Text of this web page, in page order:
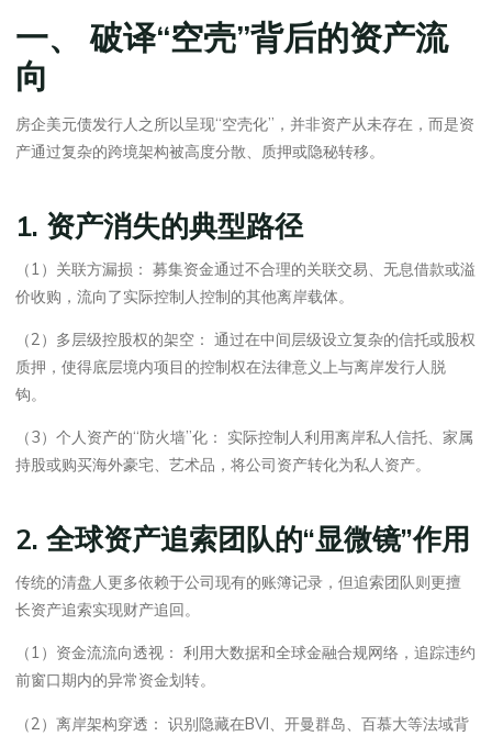
一、 破译“空壳”背后的资产流
向
房企美元债发行人之所以呈现“空壳化”，并非资产从未存在，而是资
产通过复杂的跨境架构被高度分散、质押或隐秘转移。
1. 资产消失的典型路径
（1）关联方漏损： 募集资金通过不合理的关联交易、无息借款或溢
价收购，流向了实际控制人控制的其他离岸载体。
（2）多层级控股权的架空： 通过在中间层级设立复杂的信托或股权
质押，使得底层境内项目的控制权在法律意义上与离岸发行人脱
钩。
（3）个人资产的“防火墙”化： 实际控制人利用离岸私人信托、家属
持股或购买海外豪宅、艺术品，将公司资产转化为私人资产。
2. 全球资产追索团队的“显微镜”作用
传统的清盘人更多依赖于公司现有的账簿记录，但追索团队则更擅
长资产追索实现财产追回。
（1）资金流流向透视： 利用大数据和全球金融合规网络，追踪违约
前窗口期内的异常资金划转。
（2）离岸架构穿透： 识别隐藏在BVI、开曼群岛、百慕大等法域背